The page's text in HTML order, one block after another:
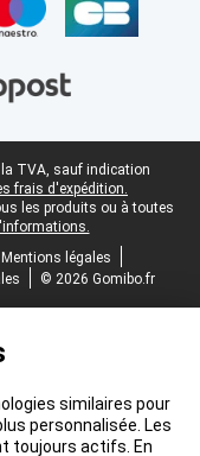
TVA, sauf indication
frais d'expédition.
les produits ou à toutes
Mentions légales
© 2026 Gomibo.fr
similaires pour
personnalisée. Les
toujours actifs. En